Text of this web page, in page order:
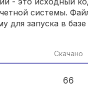
системы.
для запуска в
Скачано
66